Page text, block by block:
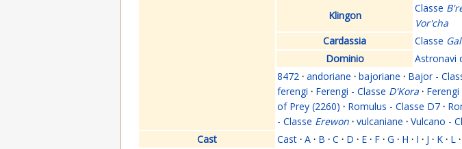
Klingon
Classe
Vor'cha
Cardassia
Classe
Dominio
Astronavi
8472 · andoriane · bajoriane · Bajor -
ferengi · Ferengi - Classe D'Kora ·
of Prey (2260) · Romulus - Classe D7 ·
- Classe Erewon · vulcaniane · Vulcano -
Cast
Cast · A · B · C · D · E · F · G · H · I · J · K · L ·